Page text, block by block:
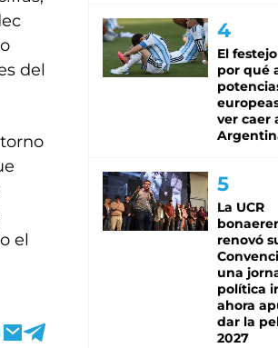
del
el
El
por qué
ver caer
La UCR
renovó
una
política
ahora
dar la
2027